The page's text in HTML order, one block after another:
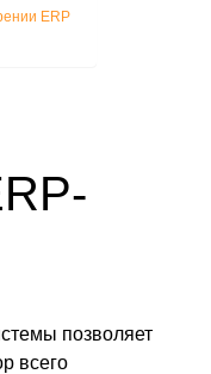
ERP
позволяет
всего